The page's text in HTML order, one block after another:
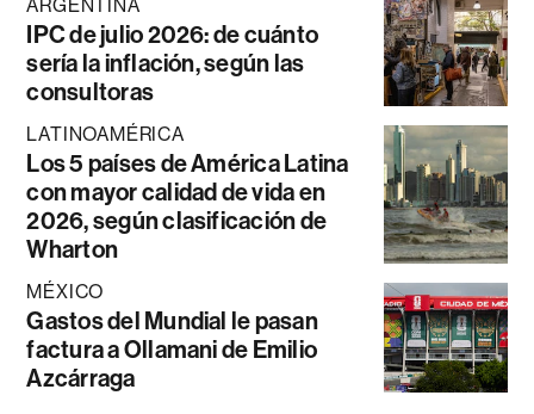
ARGENTINA
IPC de julio 2026: de cuánto
sería la inflación, según las
consultoras
LATINOAMÉRICA
Los 5 países de América Latina
con mayor calidad de vida en
2026, según clasificación de
Wharton
MÉXICO
Gastos del Mundial le pasan
factura a Ollamani de Emilio
Azcárraga